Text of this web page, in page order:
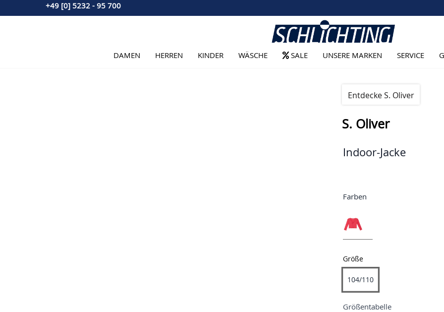
+49 [0] 5232 - 95 700
DAMEN HERREN KINDER WÄSCHE SALE UNSERE MARKEN SERVICE
Entdecke S. Oliver
S. Oliver
Indoor-Jacke
Farben
Größe
104/110
Größentabelle